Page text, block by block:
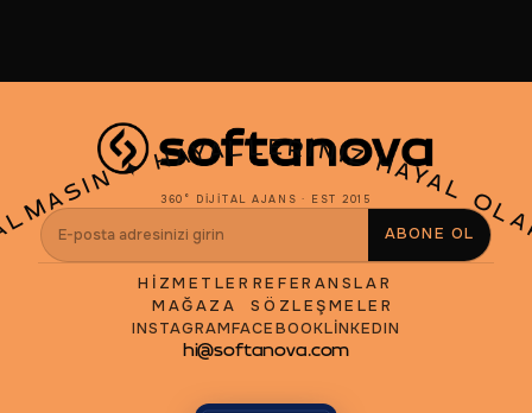
✦HAYALLERINIZ HAYAL
360° DIJITAL AJANS · EST 2015
ABONE OL
HIZMETLER
MAĞAZA
REFERANSLAR
SÖZLEŞMELER
INSTAGRAMFACEBOOKLINKEDIN
hi@softanova.com